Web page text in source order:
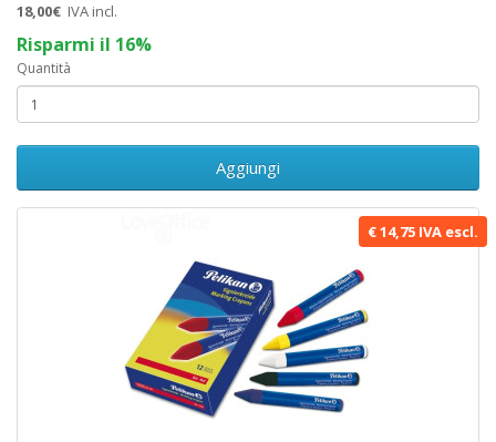
€ 14,75 IVA escl.
18,00€ IVA incl.
Risparmi il 16%
Quantità
Aggiungi